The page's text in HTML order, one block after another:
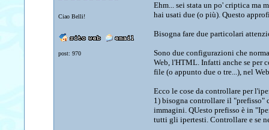
Ciao Belli!
post: 970
Ehm... sei stata un po' criptica ma
hai usati due (o più). Questo
Bisogna fare due particolari
Sono due configurazioni che
Web, l'HTML. Infatti anche se per
file (o appunto due o tre...), nel
Ecco le cose da controllare per
1) bisogna controllare il "prefisso"
immagini. QUesto prefisso è in
tutti gli ipertesti. Controllare e se